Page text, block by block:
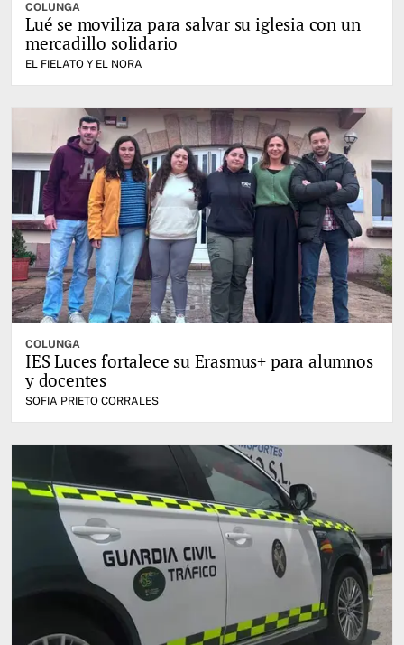
COLUNGA
Lué se moviliza para salvar su iglesia con un
mercadillo solidario
EL FIELATO Y EL NORA
COLUNGA
IES Luces fortalece su Erasmus+ para alumnos
y docentes
SOFIA PRIETO CORRALES